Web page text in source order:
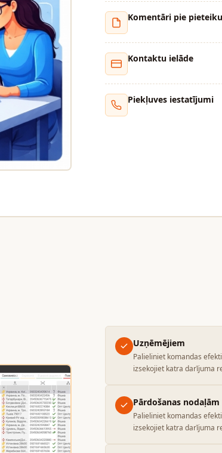
Komentāri pie
Kontaktu ielāde
Piekļuves iestatījumi
Uzņēmējiem
Palieliniet komandas
izsekojiet katra darījuma
Pārdošanas nodaļām
Palieliniet komandas
izsekojiet katra darījuma